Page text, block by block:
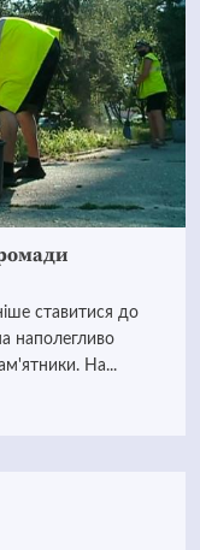
ставитися до
наполегливо
На...